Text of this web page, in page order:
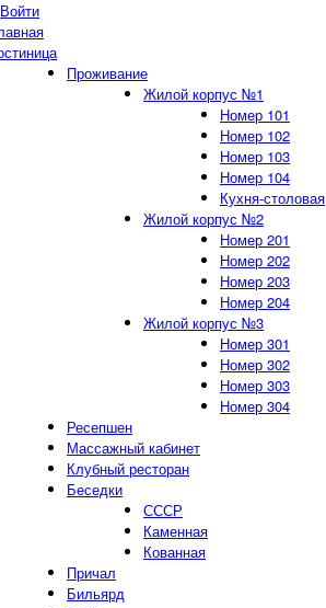
Войти
Проживание
Жилой корпус №1
Номер 101
Номер 102
Номер 103
Номер 104
Кухня-столовая
Жилой корпус №2
Номер 201
Номер 202
Номер 203
Номер 204
Жилой корпус №3
Номер 301
Номер 302
Номер 303
Номер 304
Ресепшен
Массажный кабинет
Клубный ресторан
Беседки
СССР
Каменная
Кованная
Причал
Бильярд